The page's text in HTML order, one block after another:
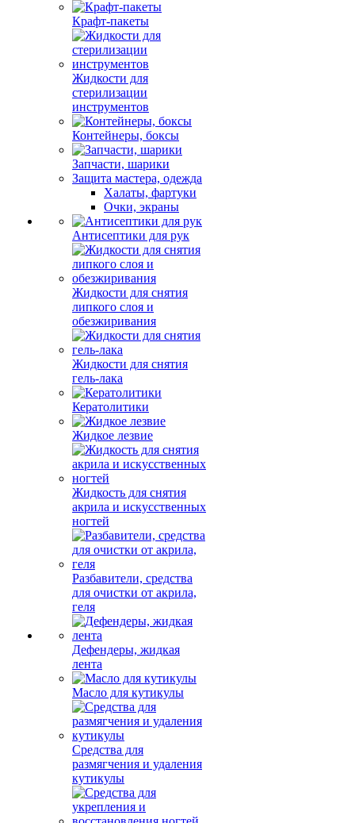
Крафт-пакеты
Жидкости для
стерилизации
инструментов
Контейнеры, боксы
Запчасти, шарики
Защита мастера, одежда
Халаты, фартуки
Очки, экраны
Антисептики для рук
Жидкости для снятия
липкого слоя и
обезжиривания
Жидкости для снятия
гель-лака
Кератолитики
Жидкое лезвие
Жидкость для снятия
акрила и искусственных
ногтей
Разбавители, средства
для очистки от акрила,
геля
Дефендеры, жидкая
лента
Масло для кутикулы
Средства для
размягчения и удаления
кутикулы